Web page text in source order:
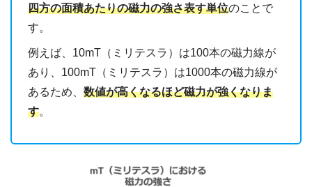
四方の面積あたりの磁力の強さ表す単位のことで
す。
例えば、10mT（ミリテスラ）は100本の磁力線が
あり、100mT（ミリテスラ）は1000本の磁力線が
あるため、数値が高くなるほど磁力が強くなりま
す。